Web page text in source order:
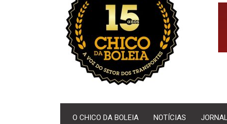
O CHICO DA BOLEIA NOTÍCIAS